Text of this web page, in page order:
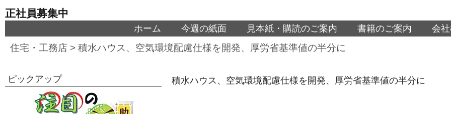
正社員募集中
ホーム 今週の紙面 見本紙・購読のご案内 書籍のご案内 会
住宅・工務店 > 積水ハウス、空気環境配慮仕様を開発、厚労省基準値の半分に
積水ハウス、空気環境配慮仕様を開発、厚労省基準値の半分に
ピックアップ